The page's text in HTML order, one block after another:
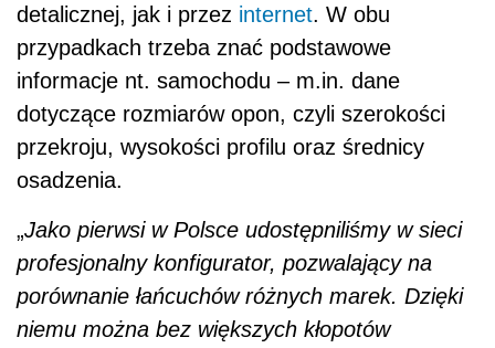
detalicznej, jak i przez internet. W obu
przypadkach trzeba znać podstawowe
informacje nt. samochodu – m.in. dane
dotyczące rozmiarów opon, czyli szerokości
przekroju, wysokości profilu oraz średnicy
osadzenia.
„Jako pierwsi w Polsce udostępniliśmy w sieci
profesjonalny konfigurator, pozwalający na
porównanie łańcuchów różnych marek. Dzięki
niemu można bez większych kłopotów